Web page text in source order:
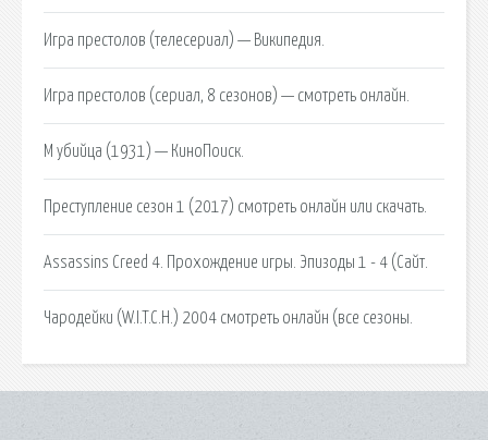
Игра престолов (телесериал) — Википедия.
Игра престолов (сериал, 8 сезонов) — смотреть онлайн.
М убийца (1931) — КиноПоиск.
Преступление сезон 1 (2017) смотреть онлайн или скачать.
Assassins Creed 4. Прохождение игры. Эпизоды 1 - 4 (Сайт.
Чародейки (W.I.T.C.H.) 2004 смотреть онлайн (все сезоны.